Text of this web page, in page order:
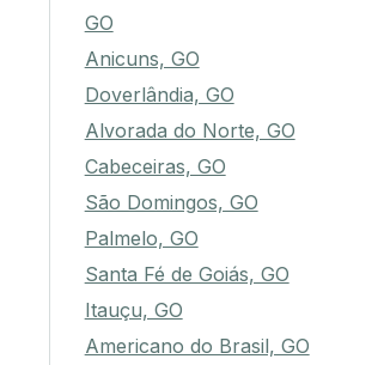
GO
Anicuns, GO
Doverlândia, GO
Alvorada do Norte, GO
Cabeceiras, GO
São Domingos, GO
Palmelo, GO
Santa Fé de Goiás, GO
Itauçu, GO
Americano do Brasil, GO